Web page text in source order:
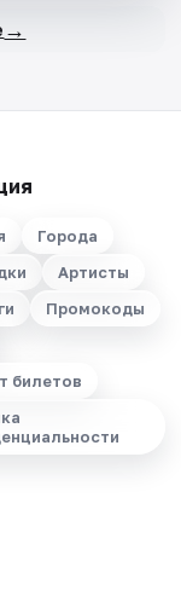
→
Города
Артисты
Промокоды
билетов